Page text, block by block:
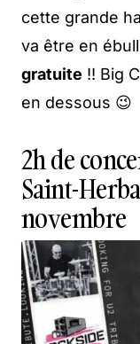
cette grande
va être en
gratuite !! Big
en dessous 😉
2h de
Saint-
novembre